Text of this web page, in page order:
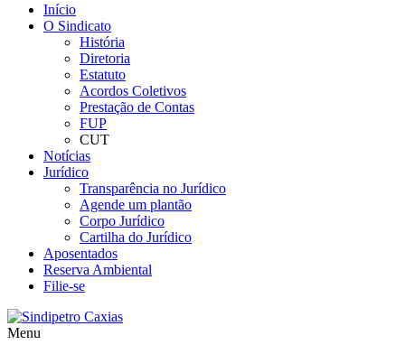
Início
O Sindicato
História
Diretoria
Estatuto
Acordos Coletivos
Prestação de Contas
FUP
CUT
Notícias
Jurídico
Transparência no Jurídico
Agende um plantão
Corpo Jurídico
Cartilha do Jurídico
Aposentados
Reserva Ambiental
Filie-se
Menu